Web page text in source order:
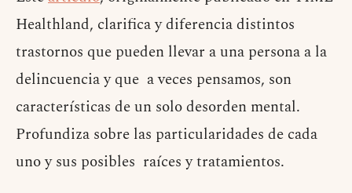
Healthland, clarifica y diferencia distintos
trastornos que pueden llevar a una persona a la
delincuencia y que a veces pensamos, son
características de un solo desorden mental.
Profundiza sobre las particularidades de cada
uno y sus posibles raíces y tratamientos.